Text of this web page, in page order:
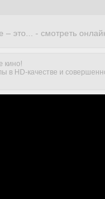
– это... - смотреть
кино!
в HD-качестве и